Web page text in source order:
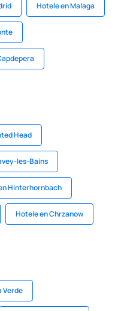
Hotele en Malaga
Head
les-Bains
Hinterhornbach
Hotele en Chrzanow
Verde